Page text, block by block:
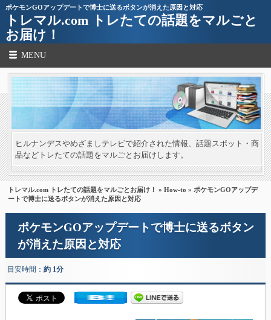
ポケモンGOアップデートで博士に送るボタンが消えた原因と対応
トレマル.com トレたての話題をマルごと
お届け！
MENU
ヒルナンデスやめざましテレビで紹介された情報、話題スポット・商
品などトレたての話題をマルごとお届けします。
トレマル.com トレたての話題をマルごとお届け！ »How-to » ポケモンGOアップデ
ートで博士に送るボタンが消えた原因と対応
ポケモンGOアップデートで博士に送るボタン
が消えた原因と対応
目安時間： 約 1分